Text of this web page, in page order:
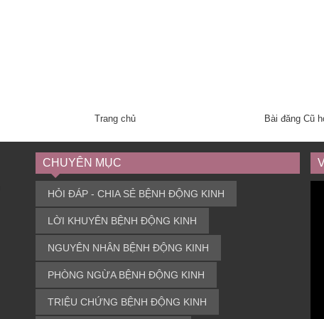
Bài đăng Cũ
Trang chủ
CHUYÊN MỤC
HỎI ĐÁP - CHIA SẺ BỆNH ĐỘNG KINH
LỜI KHUYÊN BỆNH ĐỘNG KINH
NGUYÊN NHÂN BỆNH ĐỘNG KINH
PHÒNG NGỪA BỆNH ĐỘNG KINH
TRIỆU CHỨNG BỆNH ĐỘNG KINH